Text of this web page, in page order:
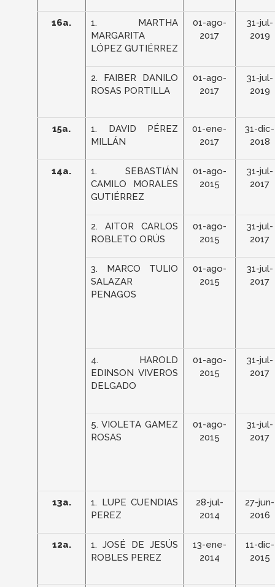
16a.
1. MARTHA
MARGARITA
LÓPEZ GUTIÉRREZ
01-ago-
2017
31-jul-
2019
2. FAIBER DANILO
ROSAS PORTILLA
01-ago-
2017
31-jul-
2019
15a.
1. DAVID PÉREZ
MILLÁN
01-ene-
2017
31-dic-
2018
14a.
1. SEBASTIÁN
CAMILO MORALES
GUTIÉRREZ
01-ago-
2015
31-jul-
2017
2. AITOR CARLOS
ROBLETO ORÚS
01-ago-
2015
31-jul-
2017
3. MARCO TULIO
SALAZAR
PENAGOS
01-ago-
2015
31-jul-
2017
4. HAROLD
EDINSON VIVEROS
DELGADO
01-ago-
2015
31-jul-
2017
5. VIOLETA GAMEZ
ROSAS
01-ago-
2015
31-jul-
2017
13a.
1. LUPE CUENDIAS
PEREZ
28-jul-
2014
27-jun-
2016
12a.
1. JOSÉ DE JESÚS
ROBLES PEREZ
13-ene-
2014
11-dic-
2015